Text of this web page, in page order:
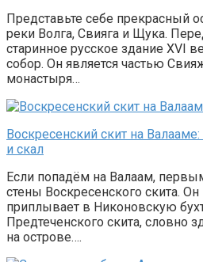
Представьте себе прекрасный
реки Волга, Свияга и Щука.
старинное русское здание XVI
собор. Он является частью
монастыря…
Воскресенский скит на
и скал
Если попадём на Валаам,
стены Воскресенского скита. Он
приплывает в Никоновскую
Предтеченского скита, словно
на острове….